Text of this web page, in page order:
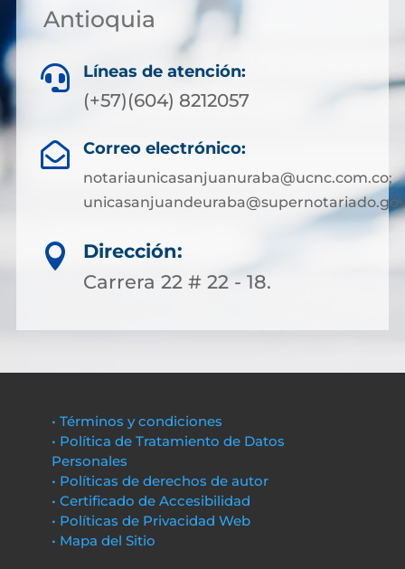
Antioquia
 Líneas de atención:
(+57)(604) 8212057
 Correo electrónico:
notariaunicasanjuanuraba@ucnc.com.co;

Dirección:
Carrera 22 # 22 - 18.
• Términos y condiciones
• Política de Tratamiento de Datos
Personales
• Políticas de derechos de autor
• Certificado de Accesibilidad
• Políticas de Privacidad Web
• Mapa del Sitio